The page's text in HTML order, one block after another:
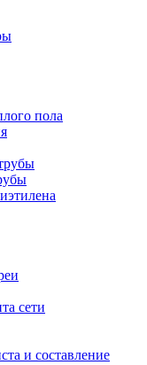
пола
сети
и составление